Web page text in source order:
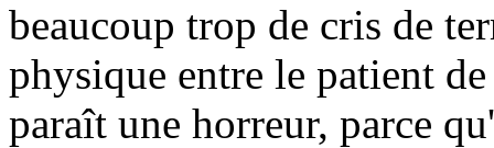
beaucoup trop de cris de
physique entre le patient
paraît une horreur, parce